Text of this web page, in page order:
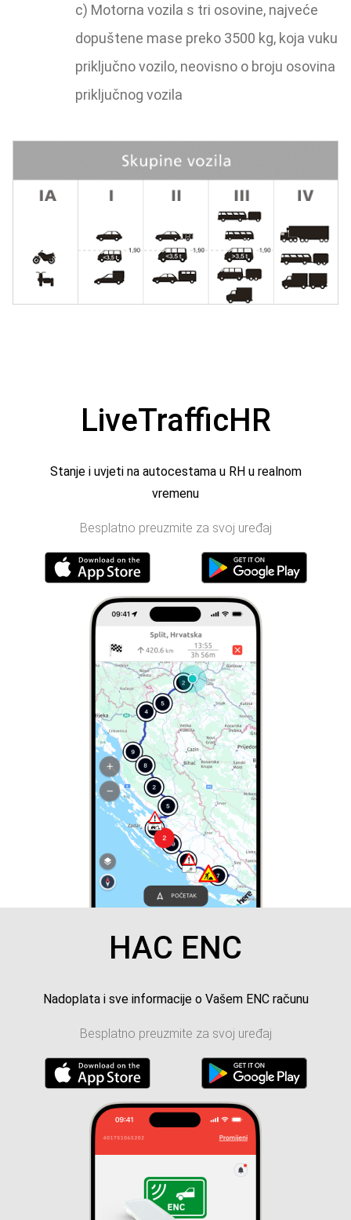
c) Motorna vozila s tri osovine, najveće
dopuštene mase preko 3500 kg, koja vuku
priključno vozilo, neovisno o broju osovina
priključnog vozila
LiveTrafficHR
Stanje i uvjeti na autocestama u RH u realnom
vremenu
Besplatno preuzmite za svoj uređaj
HAC ENC
Nadoplata i sve informacije o Vašem ENC računu
Besplatno preuzmite za svoj uređaj